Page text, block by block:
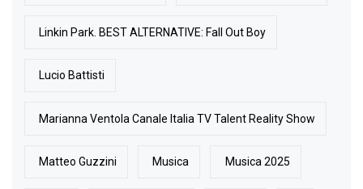
Linkin Park. BEST ALTERNATIVE: Fall Out Boy
Lucio Battisti
Marianna Ventola Canale Italia TV Talent Reality Show
Matteo Guzzini Musica Musica 2025